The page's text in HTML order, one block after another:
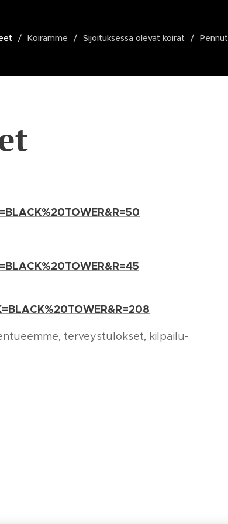
Koiramme Sijoituksessa olevat koirat Pennut
terveystulokset, kilpailu-